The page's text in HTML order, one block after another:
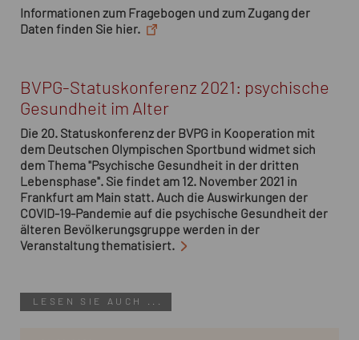
Informationen zum Fragebogen und zum Zugang der
Daten finden Sie hier.
BVPG-Statuskonferenz 2021: psychische
Gesundheit im Alter
Die 20. Statuskonferenz der BVPG in Kooperation mit
dem Deutschen Olympischen Sportbund widmet sich
dem Thema "Psychische Gesundheit in der dritten
Lebensphase". Sie findet am 12. November 2021 in
Frankfurt am Main statt. Auch die Auswirkungen der
COVID-19-Pandemie auf die psychische Gesundheit der
älteren Bevölkerungsgruppe werden in der
Veranstaltung thematisiert.
LESEN SIE AUCH ...